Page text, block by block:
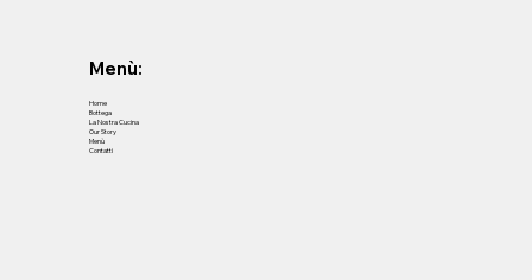
Menù:
Home
Bottega
La Nostra Cucina
Our Story
Menù
Contatti